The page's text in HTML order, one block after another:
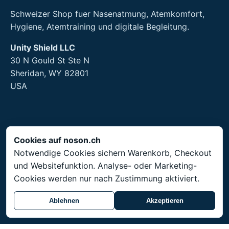
Schweizer Shop fuer Nasenatmung, Atemkomfort,
Hygiene, Atemtraining und digitale Begleitung.
Unity Shield LLC
30 N Gould St Ste N
Sheridan, WY 82801
USA
Impressum
AGB
Datenschutz
Rueckgabe
Cookies auf noson.ch
Notwendige Cookies sichern Warenkorb, Checkout
und Websitefunktion. Analyse- oder Marketing-
Cookies werden nur nach Zustimmung aktiviert.
Ablehnen Akzeptieren